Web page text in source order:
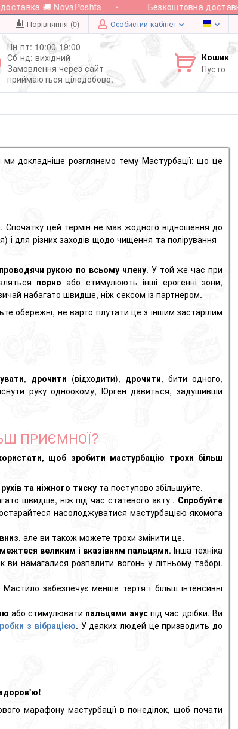
🚚 NovaPoshta Безкоштовна
Порівняння (0) Особистий кабінет
Пн-пт: 10:00-19:00
Сб-нд: вихідний
Замовлення через сайт
приймаються цілодобово.
Кошик
Пусто
ми докладніше розглянемо тему Мастурбації: що це
Спочатку цей термін не мав жодного відношення до
і для різних заходів щодо чищення та полірування -
рукою по всьому члену. У той же час при
порно або стимулюють інші ерогенні зони,
набагато швидше, ніж сексом із партнером.
обережні, не варто плутати це з іншим застарілим
, дрочити (відходити), дрочити, бити одного,
руку одноокому, Юрген давиться, задушивши
ПРИЄМНОЇ?
щоб зробити мастурбацію трохи більш
та ніжного тиску та поступово збільшуйте.
швидше, ніж під час статевого акту . Спробуйте
насолоджуватися мастурбацією якомога
, але ви також можете трохи змінити це.
великим і вказівним пальцями. Інша техніка
ви намагалися розпалити вогонь у літньому таборі.
забезпечує менше тертя і більш інтенсивні
або стимулювати пальцями ануспід час дрібки. Ви
з вібрацією. У деяких людей це призводить до
марафону мастурбації в понеділок, щоб почати